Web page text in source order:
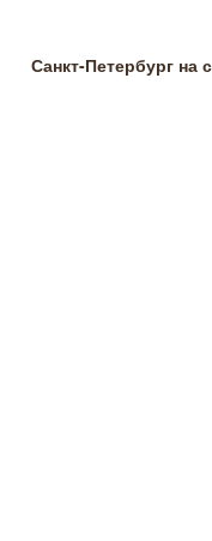
Санкт-Петербург на